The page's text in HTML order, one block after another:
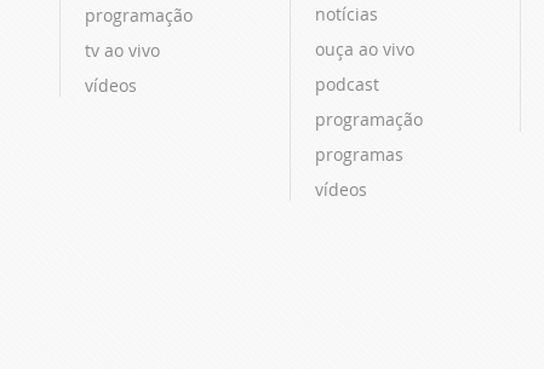
programação
tv ao vivo
vídeos
notícias
ouça ao vivo
podcast
programação
programas
vídeos